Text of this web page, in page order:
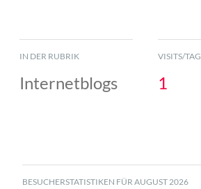
IN DER RUBRIK
Internetblogs
VISITS/TAG
1
BESUCHERSTATISTIKEN FÜR AUGUST 2026